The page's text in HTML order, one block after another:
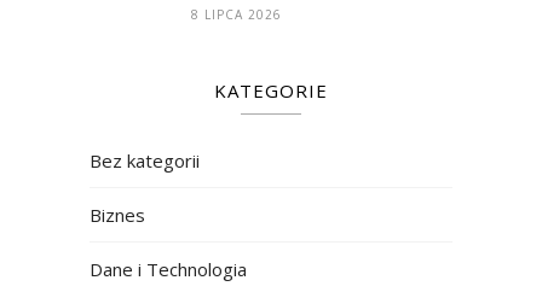
8 LIPCA 2026
KATEGORIE
Bez kategorii
Biznes
Dane i Technologia